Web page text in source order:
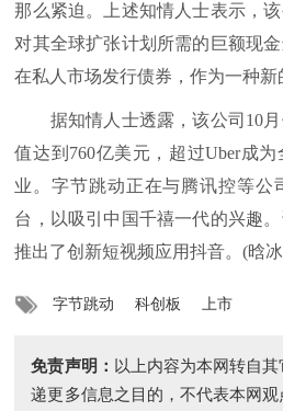
那么紧迫。上述知情人士表示，
对其全球扩张计划所需的巨额现
在私人市场发行债券，作为一种新
据知情人士透露，该公司10月
值达到760亿美元，超过Uber成
业。字节跳动正在与腾讯控等公
台，以吸引中国千禧一代的兴趣
推出了创新短视频应用抖音。(晗
字节跳动 科创板 上市
免责声明： 以上内容为本网转自
递更多信息之目的，不代表本网